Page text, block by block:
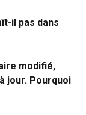
il pas dans
modifié,
jour. Pourquoi